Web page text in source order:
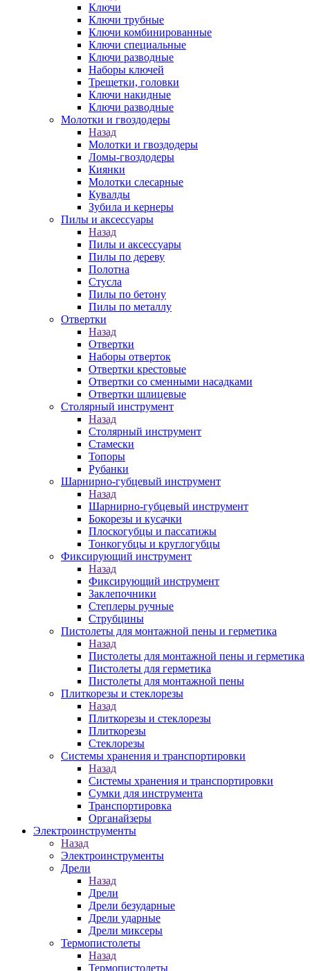
Ключи
Ключи трубные
Ключи комбинированные
Ключи специальные
Ключи разводные
Наборы ключей
Трещетки, головки
Ключи накидные
Ключи разводные
Молотки и гвоздодеры
Назад
Молотки и гвоздодеры
Ломы-гвоздодеры
Киянки
Молотки слесарные
Кувалды
Зубила и кернеры
Пилы и аксессуары
Назад
Пилы и аксессуары
Пилы по дереву
Полотна
Стусла
Пилы по бетону
Пилы по металлу
Отвертки
Назад
Отвертки
Наборы отверток
Отвертки крестовые
Отвертки со сменными насадками
Отвертки шлицевые
Столярный инструмент
Назад
Столярный инструмент
Стамески
Топоры
Рубанки
Шарнирно-губцевый инструмент
Назад
Шарнирно-губцевый инструмент
Бокорезы и кусачки
Плоскогубцы и пассатижы
Тонкогубцы и круглогубцы
Фиксирующий инструмент
Назад
Фиксирующий инструмент
Заклепочники
Степлеры ручные
Струбцины
Пистолеты для монтажной пены и герметика
Назад
Пистолеты для монтажной пены и герметика
Пистолеты для герметика
Пистолеты для монтажной пены
Плиткорезы и стеклорезы
Назад
Плиткорезы и стеклорезы
Плиткорезы
Стеклорезы
Системы хранения и транспортировки
Назад
Системы хранения и транспортировки
Сумки для инструмента
Транспортировка
Органайзеры
Электроинструменты
Назад
Электроинструменты
Дрели
Назад
Дрели
Дрели безударные
Дрели ударные
Дрели миксеры
Термопистолеты
Назад
Термопистолеты